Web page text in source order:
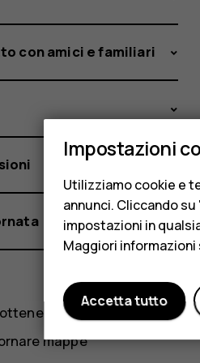
con amici e familiari
indicazioni
mappe
Impostazioni
Utilizziamo cookie e
annunci. Cliccando
impostazioni in
Maggiori
Accetta tutto